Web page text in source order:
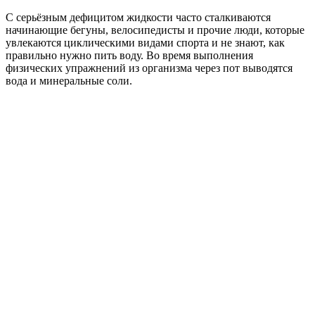
С серьёзным дефицитом жидкости часто сталкиваются
начинающие бегуны, велосипедисты и прочие люди, которые
увлекаются циклическими видами спорта и не знают, как
правильно нужно пить воду. Во время выполнения
физических упражнений из организма через пот выводятся
вода и минеральные соли.